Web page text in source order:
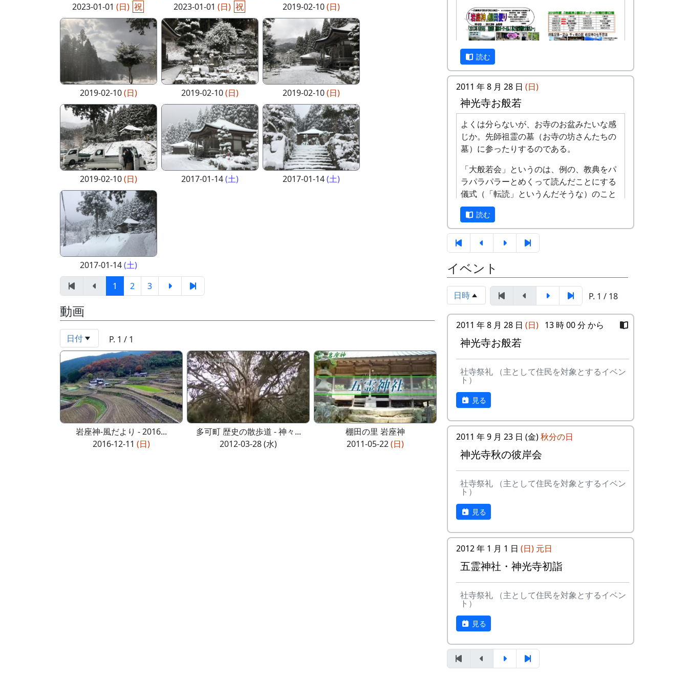
2023-01-01 (日) 祝 2023-01-01 (日) 祝 2019-02-10(日)
2019-02-10(日) 2019-02-10(日) 2019-02-10(日)
2019-02-10(日) 2017-01-14(土) 2017-01-14(土)
2017-01-14(土)
1
2 3
動画
日付 P. 1 / 1
岩座神-風だより - 2016...
2016-12-11 (日)
多可町 歴史の散歩道 - 神々...
2012-03-28 (水)
棚田の里 岩座神
2011-05-22(日)
総勢18名だったかな。全員、フィールドワ
ーク参加に先立って、PCR検査をして陰性
であることを確認されたそうです。
他に、那珂ふれあい館 の安平館長と多可町
地域おこし協力隊（多可町ファンクラブ ）
の黒川さんが参加されました。
一日目は、岩座神区有文書の調査。
公会堂の押し入れ下に鍵がかかる書庫があ
た公文書が眠っています。その中で一番古
長持ちの蓋を開けます。
「岩座神」棚田便り #3 2013年6月号 (PDF
版)
読む
2011 年 8 月 28 日 (日)
神光寺お般若
よくは分らないが、お寺のお盆みたいな感
じか。先師祖霊の墓（お寺の坊さんたちの
墓）に参ったりするのである。
「大般若会」というのは、例の、教典をパ
ラパラパラーとめくって読んだことにする
儀式（「転読」というんだそうな）のこと
だが、神光寺ではそういう良い加減な儀式
はやらない。いや、やろうにも、600巻の
大般若波羅蜜多経が現在の神光寺には無
い。神光寺がかつては非常に栄えたお寺で
あったことは確かなことなので、ひょっと
したら、その昔はパラパラパラーをやって
いたのかも知れない。何度かの火災によっ
て、重要なものはみんな燃えてしまった。
今は住職すらいなくて、年に何回かの儀式
には、別のお寺からお坊さんがやってくる
ことになっている。
今回は蕎麦の種蒔きと日程が重なってしま
ったため、男衆でなく女衆が多く集った。
読む
イベント
日時 P. 1 / 18
2011 年 8 月 28 日 (日) 13 時 00 分 から
神光寺お般若
社寺祭礼 （主として住民を対象とするイベン
ト）
見る
2011 年 9 月 23 日 (金)秋分の日
神光寺秋の彼岸会
社寺祭礼 （主として住民を対象とするイベン
ト）
見る
2012 年 1 月 1 日 (日) 元日
五霊神社・神光寺初詣
社寺祭礼 （主として住民を対象とするイベン
ト）
見る